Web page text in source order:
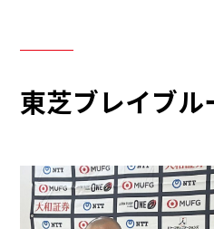
東芝ブレイブル